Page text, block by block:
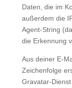
Daten, die im
außerdem die
Agent-String
die Erkennung
Aus deiner E-
Zeichenfolge
Gravatar-